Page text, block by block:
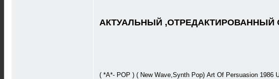
АКТУАЛЬНЫЙ ,ОТРЕДАКТИРОВАННЫЙ
( *A*- POP ) ( New Wave,Synth Pop) Art Of Persuasion 1986